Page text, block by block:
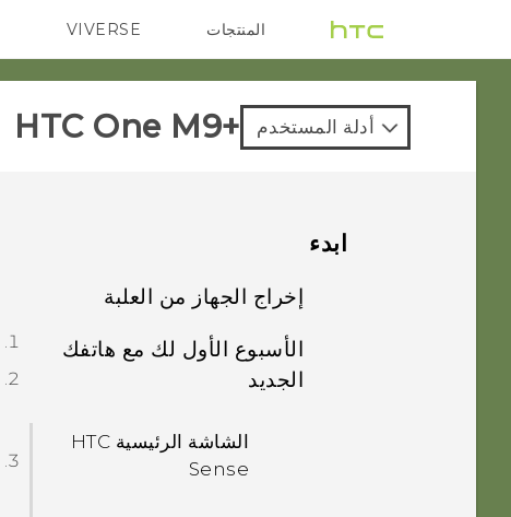
المنتجات
VIVE
G REIGNS
VIVERSE
HTC One M9+‎ أدلة المستخدم
ابدء
إخراج الجهاز من العلبة
منافذ لأدراج البطاقات
بطاقة التخزين
الأسبوع الأول لك مع هاتفك
الجديد
الشاشة الرئيسية HTC
Sense